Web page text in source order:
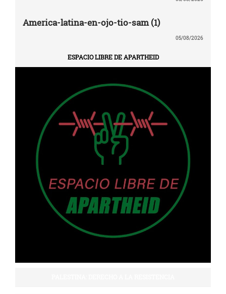
America-latina-en-ojo-tio-sam (1)
05/08/2026
ESPACIO LIBRE DE APARTHEID